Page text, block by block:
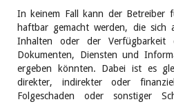
In keinem Fall kann der Betreiber
haftbar gemacht werden, die
Inhalten oder der Verfügbarkeit
Dokumenten, Diensten und
ergeben könnten. Dabei ist es
direkter, indirekter oder
Folgeschaden oder sonstiger